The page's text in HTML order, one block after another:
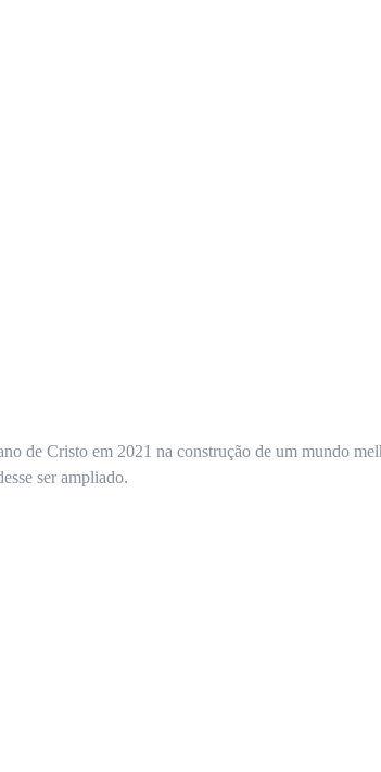
de Cristo em 2021 na construção de um mundo
ser ampliado.